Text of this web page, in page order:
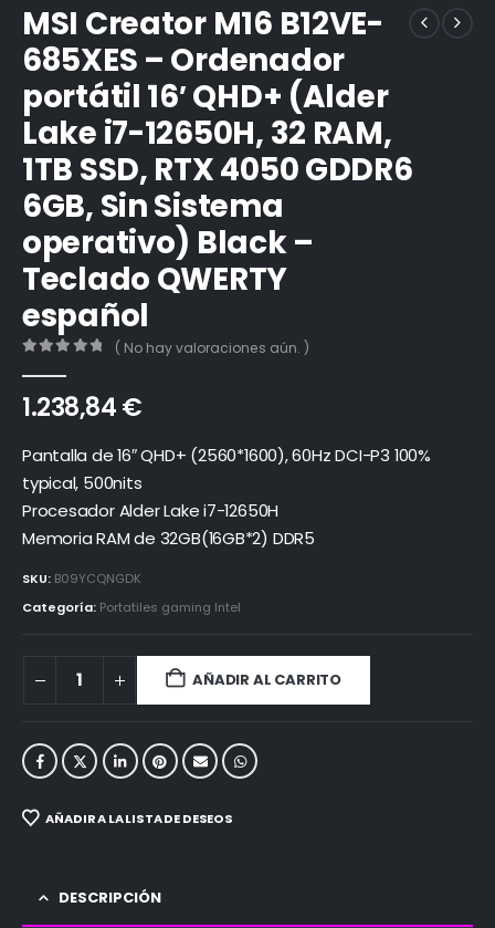
MSI Creator M16 B12VE-
685XES – Ordenador
portátil 16′ QHD+ (Alder
Lake i7-12650H, 32 RAM,
1TB SSD, RTX 4050 GDDR6
6GB, Sin Sistema
operativo) Black –
Teclado QWERTY
español
( No hay valoraciones aún. )
1.238,84€
Pantalla de 16″ QHD+ (2560*1600), 60Hz DCI-P3 100%
typical, 500nits
Procesador Alder Lake i7-12650H
Memoria RAM de 32GB(16GB*2) DDR5
SKU: B09YCQNGDK
Categoría: Portatiles gaming Intel
AÑADIR AL CARRITO
AÑADIR A LA LISTA DE DESEOS
DESCRIPCIÓN